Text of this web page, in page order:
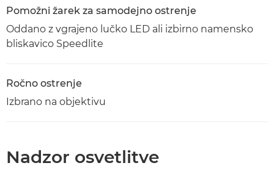
Pomožni žarek za samodejno ostrenje
Oddano z vgrajeno lučko LED ali izbirno namensko
bliskavico Speedlite
Ročno ostrenje
Izbrano na objektivu
Nadzor osvetlitve